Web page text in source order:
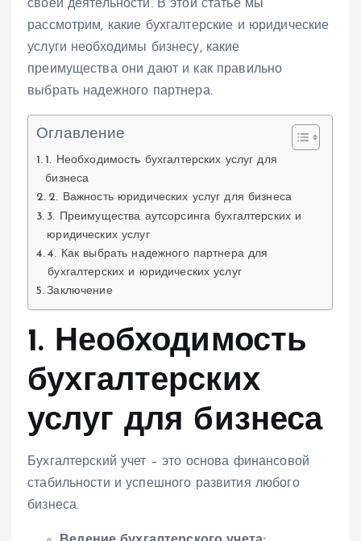
своей деятельности. В этой статье мы
рассмотрим, какие бухгалтерские и юридические
услуги необходимы бизнесу, какие
преимущества они дают и как правильно
выбрать надежного партнера.
Оглавление
1. Необходимость бухгалтерских услуг для
бизнеса
2. Важность юридических услуг для бизнеса
3. Преимущества аутсорсинга бухгалтерских и
юридических услуг
4. Как выбрать надежного партнера для
бухгалтерских и юридических услуг
Заключение
1. Необходимость
бухгалтерских
услуг для бизнеса
Бухгалтерский учет – это основа финансовой
стабильности и успешного развития любого
бизнеса.